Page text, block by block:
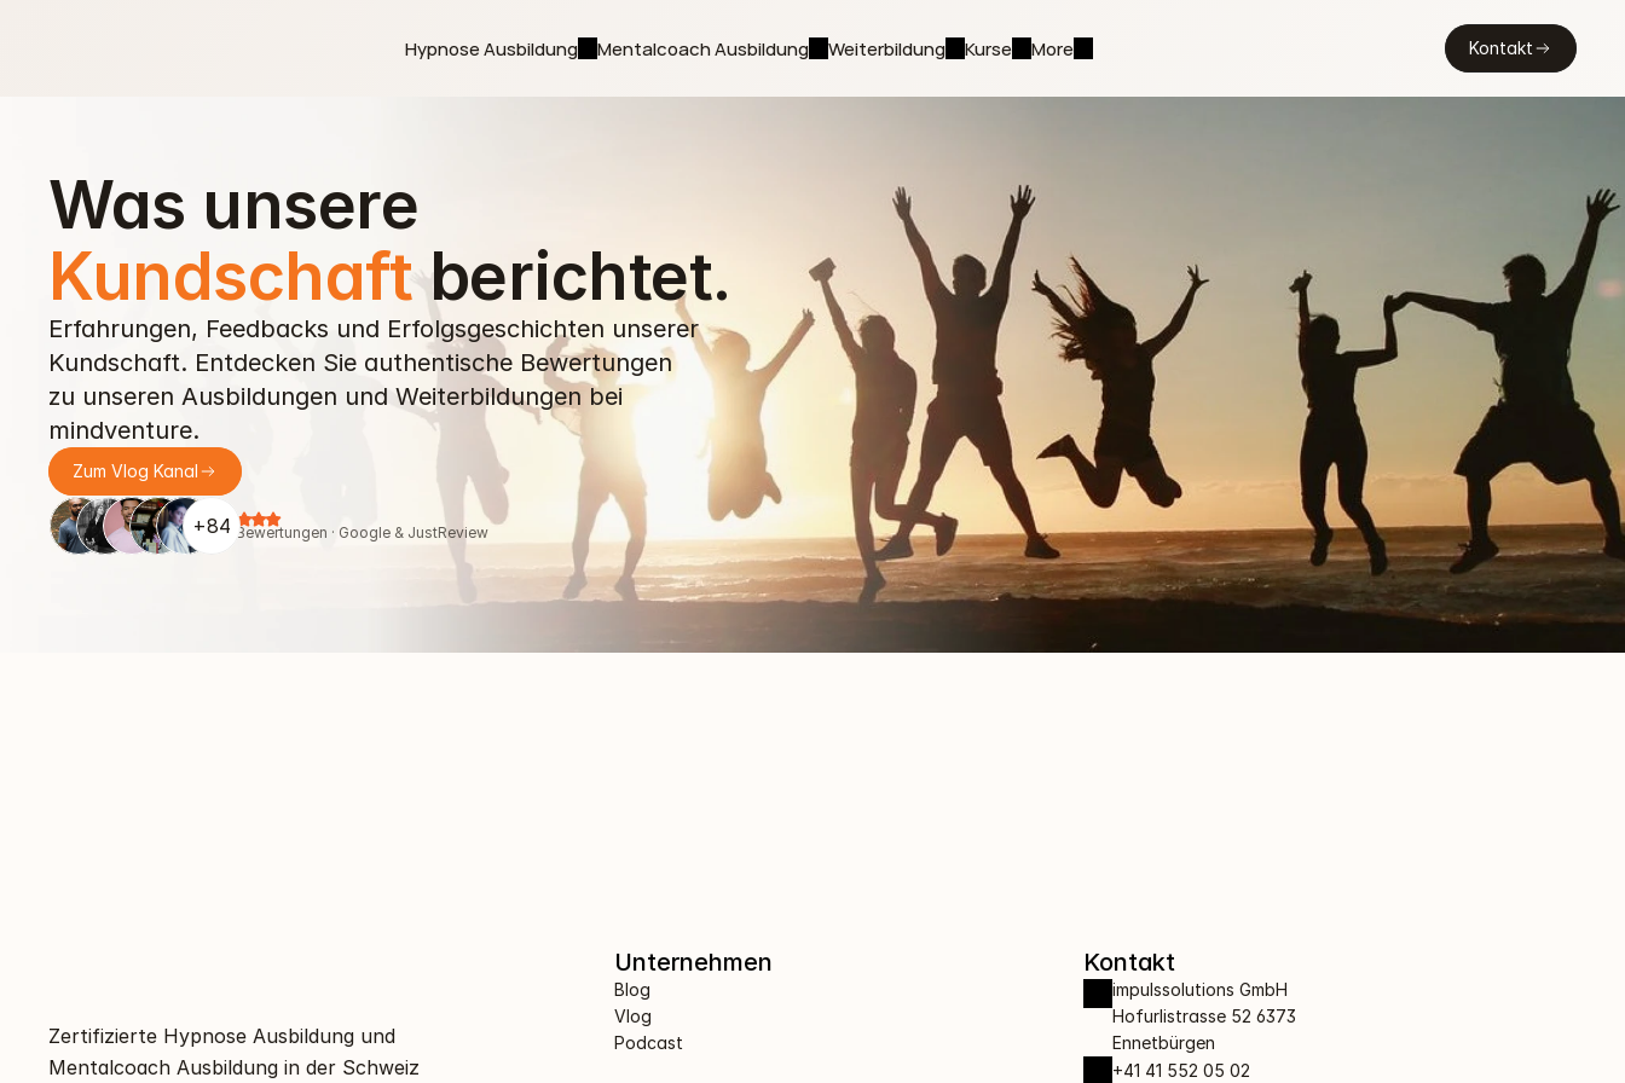
Hypnose Ausbildung Mentalcoach Ausbildung Weiterbildung Kurse More Kontakt
Kundschaft berichtet.
Erfahrungen, Feedbacks und Erfolgsgeschichten unserer
Kundschaft. Entdecken Sie authentische Bewertungen
zu unseren Ausbildungen und Weiterbildungen bei
mindventure.
Zum Vlog Kanal
+84
162 Bewertungen · Google & JustReview
Zertifizierte Hypnose Ausbildung und
Mentalcoach Ausbildung in der Schweiz
Unternehmen
Blog
Vlog
Podcast
Kontakt
impulssolutions GmbH
Hofurlistrasse 52 6373
Ennetbürgen
+41 41 552 05 02